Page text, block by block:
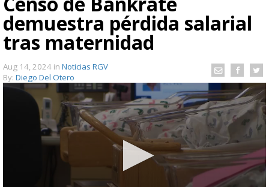
demuestra pérdida salarial
tras maternidad
Aug 14, 2024 in Noticias RGV
By: Diego Del Otero